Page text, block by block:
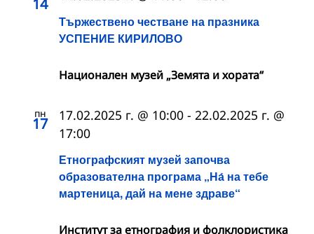
Тържествено честване на празника
УСПЕНИЕ КИРИЛОВО
Национален музей „Земята и хората“
пн
17
Етнографският музей започва
образователна програма „На́ на тебе
мартеница, дай на мене здраве“
17.02.2025 г. @ 10:00 - 22.02.2025 г. @
17:00
Институт за етнография и фолклористика